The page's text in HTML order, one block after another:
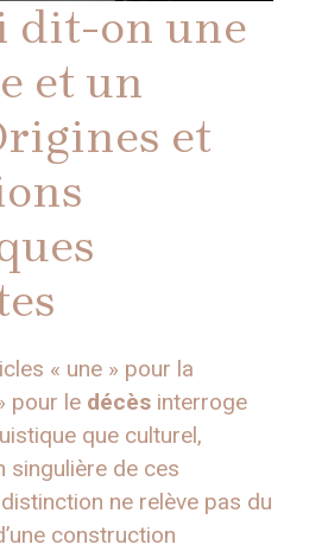
dit-on une
et un
et
« une » pour la
pour le décès interroge
que culturel,
singulière de ces
ne relève pas du
construction